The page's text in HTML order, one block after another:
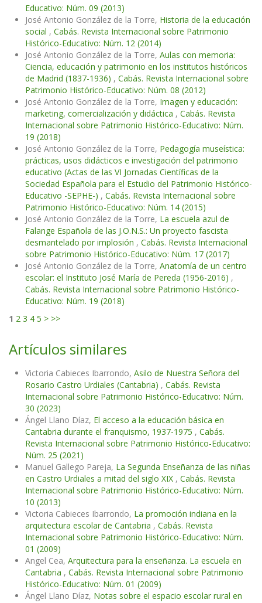
Educativo: Núm. 09 (2013)
José Antonio González de la Torre, Historia de la educación
social , Cabás. Revista Internacional sobre Patrimonio
Histórico-Educativo: Núm. 12 (2014)
José Antonio González de la Torre, Aulas con memoria:
Ciencia, educación y patrimonio en los institutos históricos
de Madrid (1837-1936) , Cabás. Revista Internacional sobre
Patrimonio Histórico-Educativo: Núm. 08 (2012)
José Antonio González de la Torre, Imagen y educación:
marketing, comercialización y didáctica , Cabás. Revista
Internacional sobre Patrimonio Histórico-Educativo: Núm.
19 (2018)
José Antonio González de la Torre, Pedagogía museística:
prácticas, usos didácticos e investigación del patrimonio
educativo (Actas de las VI Jornadas Científicas de la
Sociedad Española para el Estudio del Patrimonio Histórico-
Educativo -SEPHE-) , Cabás. Revista Internacional sobre
Patrimonio Histórico-Educativo: Núm. 14 (2015)
José Antonio González de la Torre, La escuela azul de
Falange Española de las J.O.N.S.: Un proyecto fascista
desmantelado por implosión , Cabás. Revista Internacional
sobre Patrimonio Histórico-Educativo: Núm. 17 (2017)
José Antonio González de la Torre, Anatomía de un centro
escolar: el Instituto José María de Pereda (1956-2016) ,
Cabás. Revista Internacional sobre Patrimonio Histórico-
Educativo: Núm. 19 (2018)
1 2 3 4 5 > >>
Artículos similares
Victoria Cabieces Ibarrondo, Asilo de Nuestra Señora del
Rosario Castro Urdiales (Cantabria) , Cabás. Revista
Internacional sobre Patrimonio Histórico-Educativo: Núm.
30 (2023)
Ángel Llano Díaz, El acceso a la educación básica en
Cantabria durante el franquismo, 1937-1975 , Cabás.
Revista Internacional sobre Patrimonio Histórico-Educativo:
Núm. 25 (2021)
Manuel Gallego Pareja, La Segunda Enseñanza de las niñas
en Castro Urdiales a mitad del siglo XIX , Cabás. Revista
Internacional sobre Patrimonio Histórico-Educativo: Núm.
10 (2013)
Victoria Cabieces Ibarrondo, La promoción indiana en la
arquitectura escolar de Cantabria , Cabás. Revista
Internacional sobre Patrimonio Histórico-Educativo: Núm.
01 (2009)
Angel Cea, Arquitectura para la enseñanza. La escuela en
Cantabria , Cabás. Revista Internacional sobre Patrimonio
Histórico-Educativo: Núm. 01 (2009)
Ángel Llano Díaz, Notas sobre el espacio escolar rural en